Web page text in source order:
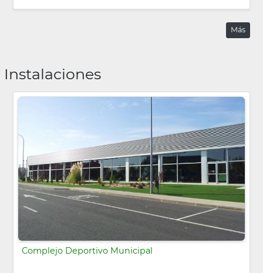
Más
Instalaciones
Complejo Deportivo Municipal